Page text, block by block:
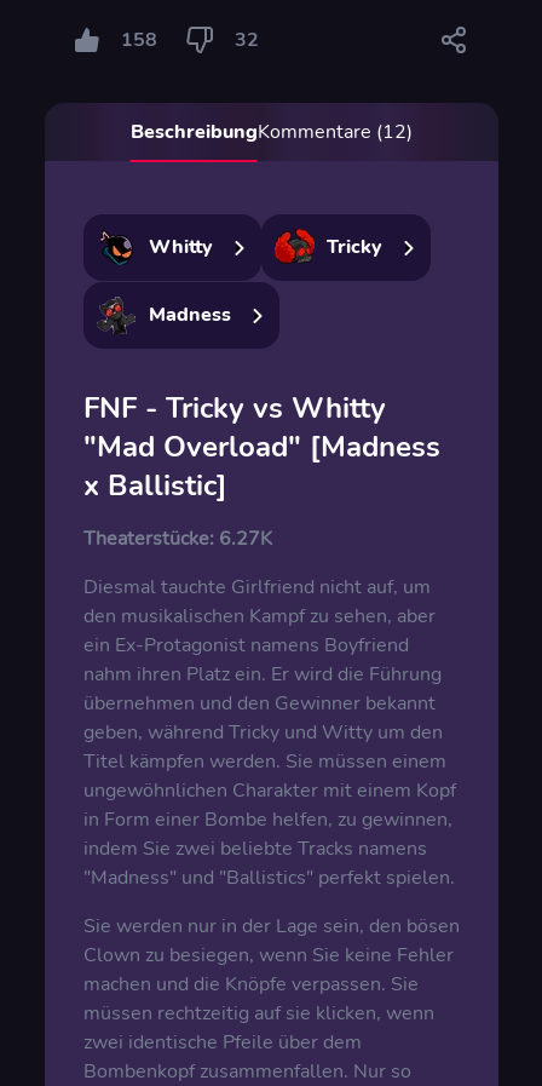
158 32
BeschreibungKommentare (12)
Whitty Tricky
Madness
FNF - Tricky vs Whitty
"Mad Overload" [Madness
x Ballistic]
Theaterstücke: 6.27K
Diesmal tauchte Girlfriend nicht auf, um
den musikalischen Kampf zu sehen, aber
ein Ex-Protagonist namens Boyfriend
nahm ihren Platz ein. Er wird die Führung
übernehmen und den Gewinner bekannt
geben, während Tricky und Witty um den
Titel kämpfen werden. Sie müssen einem
ungewöhnlichen Charakter mit einem Kopf
in Form einer Bombe helfen, zu gewinnen,
indem Sie zwei beliebte Tracks namens
"Madness" und "Ballistics" perfekt spielen.
Sie werden nur in der Lage sein, den bösen
Clown zu besiegen, wenn Sie keine Fehler
machen und die Knöpfe verpassen. Sie
müssen rechtzeitig auf sie klicken, wenn
zwei identische Pfeile über dem
Bombenkopf zusammenfallen. Nur so